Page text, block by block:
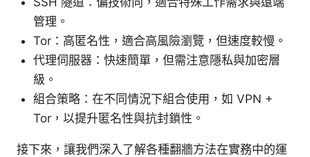
管理。
Tor：高匿名性，適合高風險瀏覽，但速度較慢。
代理伺服器：快速簡單，但需注意隱私與加密層
級。
組合策略：在不同情況下組合使用，如 VPN +
Tor，以提升匿名性與抗封鎖性。
接下來，讓我們深入了解各種翻牆方法在實務中的運